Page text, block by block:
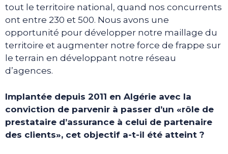
tout le territoire national, quand nos concurrents
ont entre 230 et 500. Nous avons une
opportunité pour développer notre maillage du
territoire et augmenter notre force de frappe sur
le terrain en développant notre réseau
d’agences.
Implantée depuis 2011 en Algérie avec la
conviction de parvenir à passer d’un «rôle de
prestataire d’assurance à celui de partenaire
des clients», cet objectif a-t-il été atteint ?